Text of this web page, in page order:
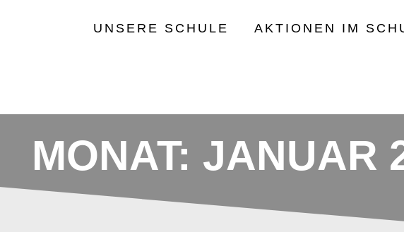
UNSERE SCHULE AKTIONEN IM
MONAT: JANUAR